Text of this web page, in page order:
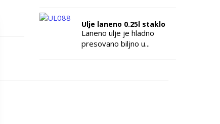
Ulje laneno 0.25l staklo
Laneno ulje je hladno
presovano biljno u...